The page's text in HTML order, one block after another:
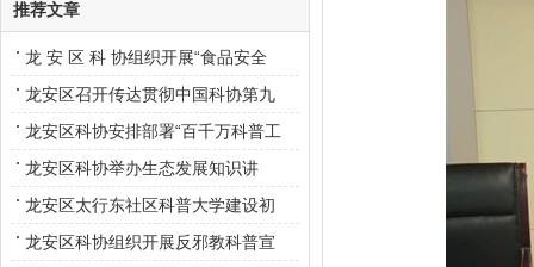
推荐文章
龙 安 区 科 协组织开展“食品安全
周”科普宣传活动
龙安区召开传达贯彻中国科协第九
次全国代表大会精神会议
龙安区科协安排部署“百千万科普工
程”工作
龙安区科协举办生态发展知识讲
龙安区太行东社区科普大学建设初
显成效
龙安区科协组织开展反邪教科普宣